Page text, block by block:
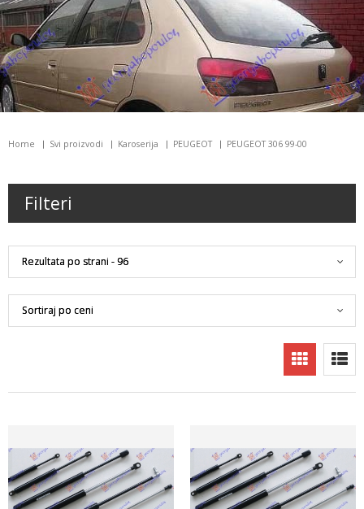
Home Svi proizvodi Karoserija PEUGEOT PEUGEOT 306 99-00
Filteri